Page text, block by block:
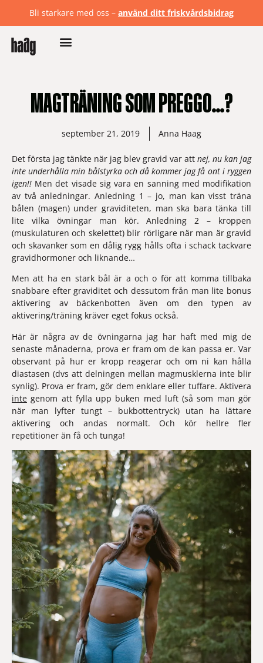
Bli starkare med oss – använd ditt friskvårdsbidrag
MAGTRÄNING SOM PREGGO…?
september 21, 2019 Anna Haag
Det första jag tänkte när jag blev gravid var att nej, nu kan jag
inte underhålla min bålstyrka och då kommer jag få ont i ryggen
igen!! Men det visade sig vara en sanning med modifikation
av två anledningar. Anledning 1 – jo, man kan visst träna
bålen (magen) under graviditeten, man ska bara tänka till
lite vilka övningar man kör. Anledning 2 – kroppen
(muskulaturen och skelettet) blir rörligare när man är gravid
och skavanker som en dålig rygg hålls ofta i schack tackvare
gravidhormoner och liknande…
Men att ha en stark bål är a och o för att komma tillbaka
snabbare efter graviditet och dessutom från man lite bonus
aktivering av bäckenbotten även om den typen av
aktivering/träning kräver eget fokus också.
Här är några av de övningarna jag har haft med mig de
senaste månaderna, prova er fram om de kan passa er. Var
observant på hur er kropp reagerar och om ni kan hålla
diastasen (dvs att delningen mellan magmusklerna inte blir
inte genom att fylla upp buken med luft (så som man gör
när man lyfter tungt – bukbottentryck) utan ha lättare
aktivering och andas normalt. Och kör hellre fler
repetitioner än få och tunga!